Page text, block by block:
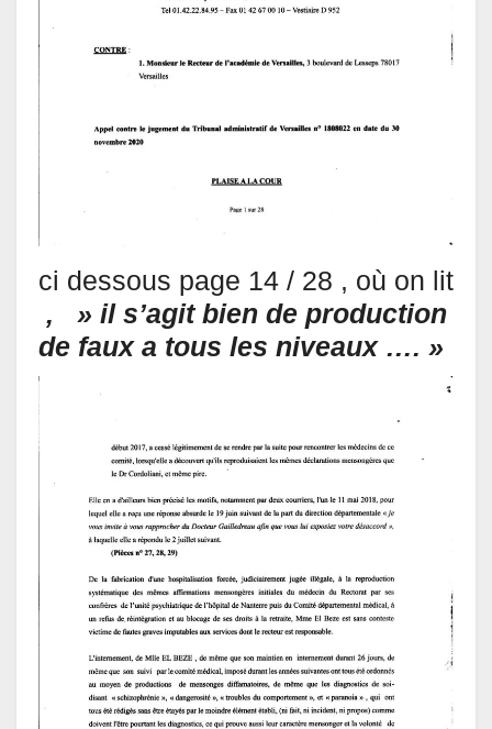
ci dessous page 14 / 28 , où on lit
, » il s’agit bien de production
de faux a tous les niveaux …. »